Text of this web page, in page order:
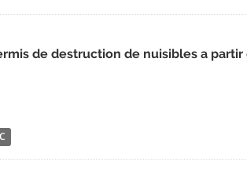
de destruction de nuisibles a